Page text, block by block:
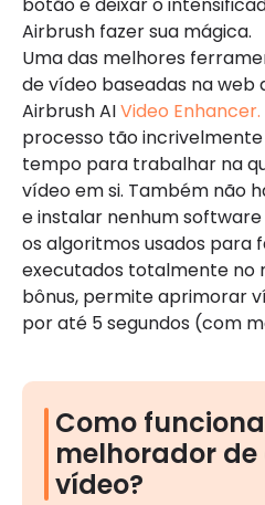
Airbrush fazer sua mágica.
Uma das melhores
de vídeo baseadas na web
Airbrush AIVideo Enhancer.
processo tão
tempo para trabalhar na
vídeo em si. Também não
e instalar nenhum
os algoritmos usados para
executados totalmente no
bônus, permite aprimorar
por até 5 segundos (com
Como
melhorador
vídeo?